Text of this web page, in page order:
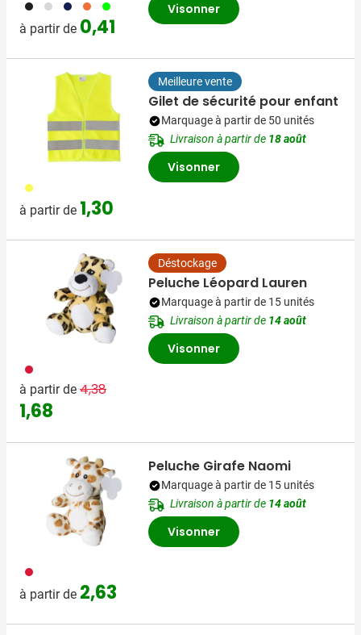
001 002 005 007 019
à partir de 0,41
Visonner
006
à partir de 1,30
Meilleure vente
Gilet de sécurité pour enfant
Marquage à partir de 50 unités
Livraison à partir de 18 août
Visonner
009
à partir de Prix normal
4,38
1,68
Déstockage
Peluche Léopard Lauren
Marquage à partir de 15 unités
Livraison à partir de 14 août
Visonner
009
à partir de 2,63
Peluche Girafe Naomi
Marquage à partir de 15 unités
Livraison à partir de 14 août
Visonner